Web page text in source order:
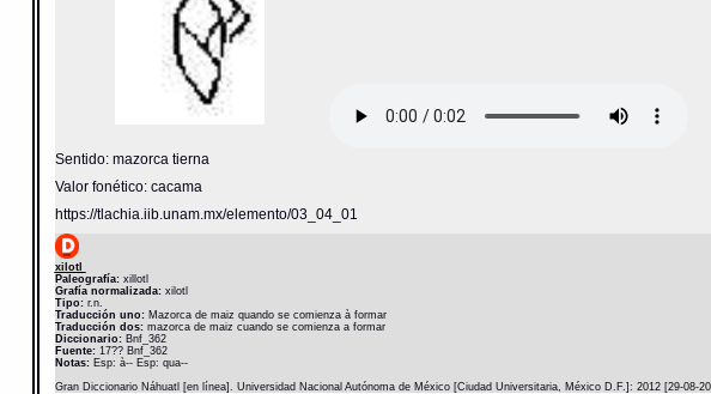
Sentido: mazorca tierna
Valor fonético: cacama
https://tlachia.iib.unam.mx/elemento/03_04_01
xilotl
Paleografía:xillotl
Grafía normalizada:xilotl
Tipo:r.n.
Traducción uno:Mazorca de maiz quando se comienza à formar
Traducción dos:mazorca de maiz cuando se comienza a formar
Diccionario: Bnf_362
Fuente:17?? Bnf_362
Notas:Esp: à-- Esp: qua--
Gran Diccionario Náhuatl [en línea]. Universidad Nacional Autónoma de México [Ciudad Universitaria, México D.F.]: 2012 [29-08-